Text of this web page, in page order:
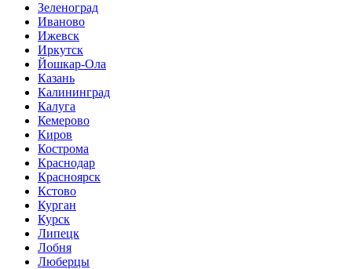
Зеленоград
Иваново
Ижевск
Иркутск
Йошкар-Ола
Казань
Калининград
Калуга
Кемерово
Киров
Кострома
Краснодар
Красноярск
Кстово
Курган
Курск
Липецк
Лобня
Люберцы